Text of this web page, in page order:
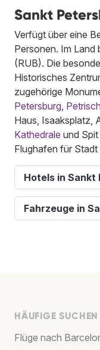
Sankt
Verfügt über eine
Personen. Im Land
(RUB). Die
Historisches
zugehörige
Petersburg,
Haus, Isaaksplatz,
Kathedrale und
Flughafen für
Hotels in Sankt
Fahrzeuge in
HÄUFIGE SUCHEN
Flüge nach